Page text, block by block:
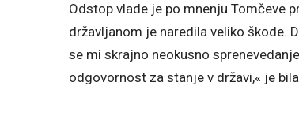
Odstop vlade je po mnenju Tomčeve
državljanom je naredila veliko škode.
se mi skrajno neokusno
odgovornost za stanje v državi,« je